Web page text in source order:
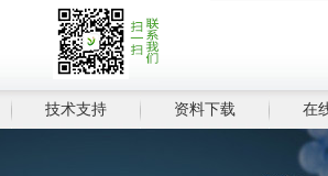
技术支持 资料下载 在